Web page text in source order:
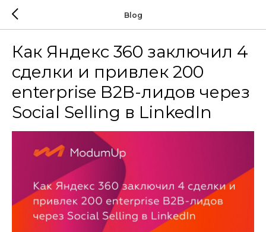
Blog
Как Яндекс 360 заключил 4
сделки и привлек 200
enterprise B2B-лидов через
Social Selling в LinkedIn